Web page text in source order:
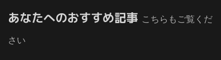
あなたへのおすすめ記事 こちらもご覧くだ
さい